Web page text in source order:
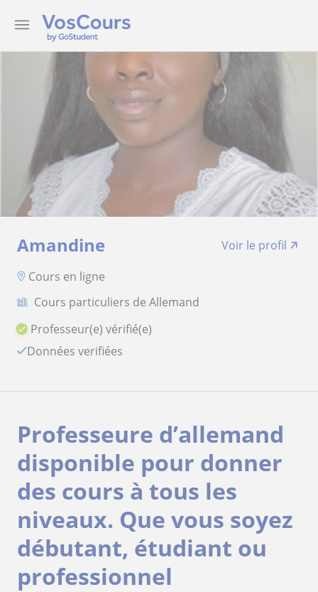
Amandine
Voir le profil
Cours en ligne
Cours particuliers de Allemand
Professeur(e) vérifié(e)
Données verifiées
Professeure d’allemand
disponible pour donner
des cours à tous les
niveaux. Que vous soyez
débutant, étudiant ou
professionnel